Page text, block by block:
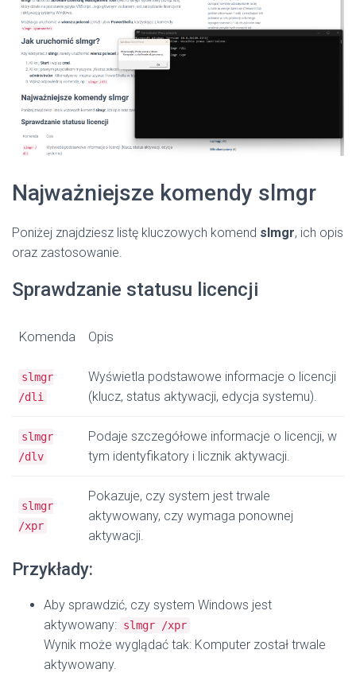
Najważniejsze komendy slmgr
Poniżej znajdziesz listę kluczowych komend slmgr, ich opis
oraz zastosowanie.
Sprawdzanie statusu licencji
Komenda Opis
slmgr
/dli
Wyświetla podstawowe informacje o licencji
(klucz, status aktywacji, edycja systemu).
slmgr
/dlv
Podaje szczegółowe informacje o licencji, w
tym identyfikatory i licznik aktywacji.
slmgr
/xpr
Pokazuje, czy system jest trwale
aktywowany, czy wymaga ponownej
aktywacji.
Przykłady:
Aby sprawdzić, czy system Windows jest
aktywowany: slmgr /xpr
Wynik może wyglądać tak: Komputer został trwale
aktywowany.